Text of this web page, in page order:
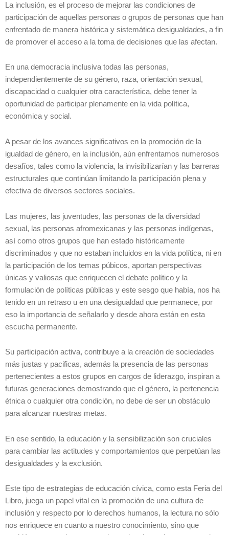
La inclusión, es el proceso de mejorar las condiciones de
participación de aquellas personas o grupos de personas que han
enfrentado de manera histórica y sistemática desigualdades, a fin
de promover el acceso a la toma de decisiones que las afectan.
En una democracia inclusiva todas las personas,
independientemente de su género, raza, orientación sexual,
discapacidad o cualquier otra característica, debe tener la
oportunidad de participar plenamente en la vida política,
económica y social.
A pesar de los avances significativos en la promoción de la
igualdad de género, en la inclusión, aún enfrentamos numerosos
desafíos, tales como la violencia, la invisibilizarían y las barreras
estructurales que continúan limitando la participación plena y
efectiva de diversos sectores sociales.
Las mujeres, las juventudes, las personas de la diversidad
sexual, las personas afromexicanas y las personas indígenas,
así como otros grupos que han estado históricamente
discriminados y que no estaban incluidos en la vida política, ni en
la participación de los temas púbicos, aportan perspectivas
únicas y valiosas que enriquecen el debate político y la
formulación de políticas públicas y este sesgo que había, nos ha
tenido en un retraso u en una desigualdad que permanece, por
eso la importancia de señalarlo y desde ahora están en esta
escucha permanente.
Su participación activa, contribuye a la creación de sociedades
más justas y pacificas, además la presencia de las personas
pertenecientes a estos grupos en cargos de liderazgo, inspiran a
futuras generaciones demostrando que el género, la pertenencia
étnica o cualquier otra condición, no debe de ser un obstáculo
para alcanzar nuestras metas.
En ese sentido, la educación y la sensibilización son cruciales
para cambiar las actitudes y comportamientos que perpetúan las
desigualdades y la exclusión.
Este tipo de estrategias de educación cívica, como esta Feria del
Libro, juega un papel vital en la promoción de una cultura de
inclusión y respecto por lo derechos humanos, la lectura no sólo
nos enriquece en cuanto a nuestro conocimiento, sino que